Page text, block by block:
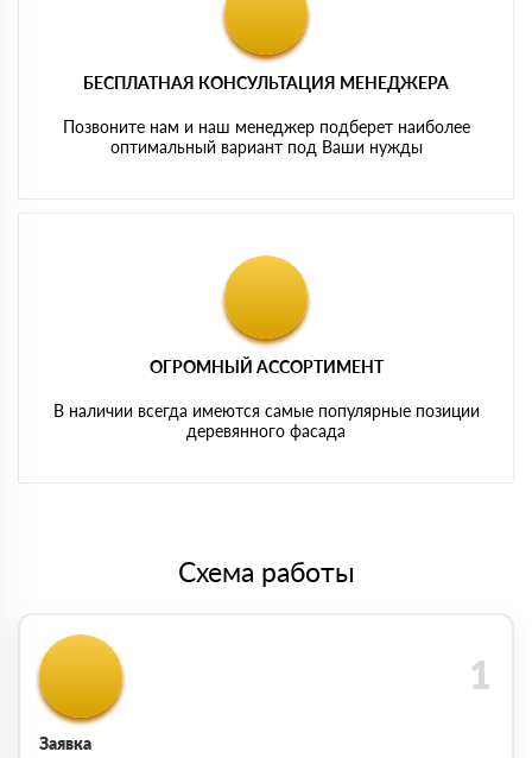
БЕСПЛАТНАЯ КОНСУЛЬТАЦИЯ МЕНЕДЖЕРА
Позвоните нам и наш менеджер подберет наиболее
оптимальный вариант под Ваши нужды
ОГРОМНЫЙ АССОРТИМЕНТ
В наличии всегда имеются самые популярные позиции
деревянного фасада
Схема работы
Заявка